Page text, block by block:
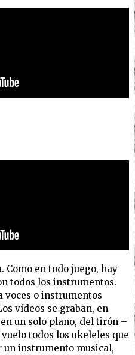
Como en todo juego, hay
todos los instrumentos.
voces o instrumentos
vídeos se graban, en
un solo plano, del tirón –
todos los ukeleles que
un instrumento musical,